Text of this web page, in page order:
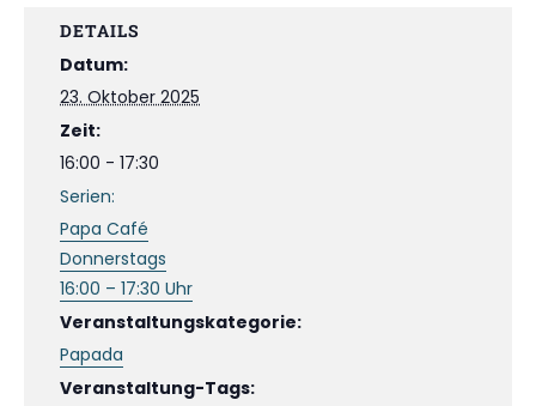
DETAILS
Datum:
23. Oktober 2025
Zeit:
16:00 - 17:30
Serien:
Papa Café
Donnerstags
16:00 – 17:30 Uhr
Veranstaltungskategorie:
Papada
Veranstaltung-Tags: